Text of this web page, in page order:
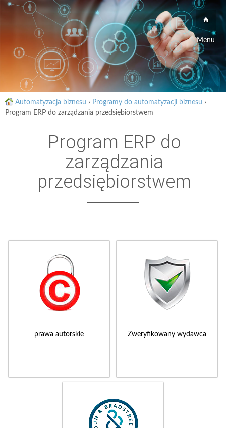
Menu
Automatyzacja biznesu › Programy do automatyzacji biznesu ›
Program ERP do zarządzania przedsiębiorstwem
Program ERP do
zarządzania
przedsiębiorstwem
prawa autorskie Zweryfikowany wydawca